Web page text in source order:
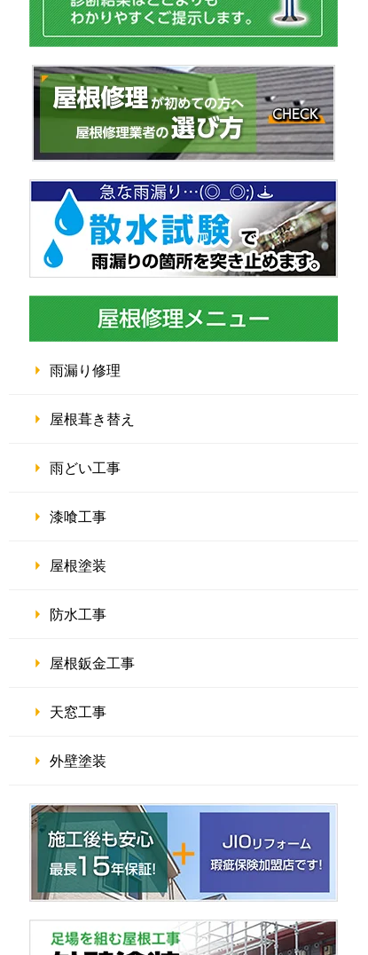
雨漏り修理
屋根葺き替え
雨どい工事
漆喰工事
屋根塗装
防水工事
屋根鈑金工事
天窓工事
外壁塗装